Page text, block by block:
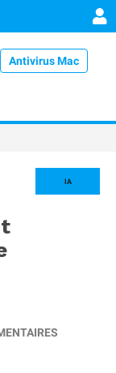
Antivirus Mac
IA